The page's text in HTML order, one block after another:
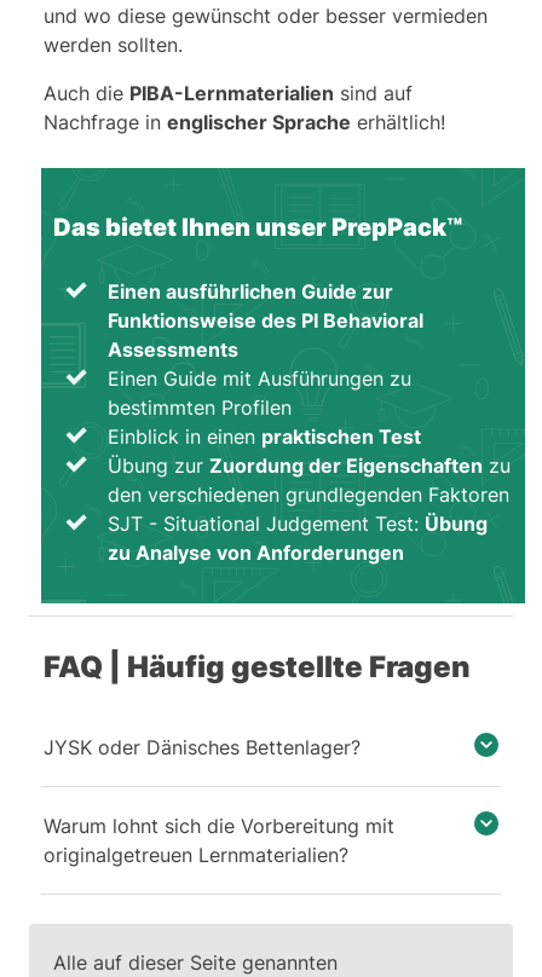
und wo diese gewünscht oder besser vermieden
werden sollten.
Auch die PIBA-Lernmaterialien sind auf
Nachfrage in englischer Sprache erhältlich!
Das bietet Ihnen unser PrepPack™
Einen ausführlichen Guide zur
Funktionsweise des PI Behavioral
Assessments
Einen Guide mit Ausführungen zu
bestimmten Profilen
Einblick in einen praktischen Test
Übung zur Zuordung der Eigenschaften zu
den verschiedenen grundlegenden Faktoren
SJT - Situational Judgement Test: Übung
zu Analyse von Anforderungen
FAQ | Häufig gestellte Fragen
JYSK oder Dänisches Bettenlager?
Warum lohnt sich die Vorbereitung mit
originalgetreuen Lernmaterialien?
Alle auf dieser Seite genannten